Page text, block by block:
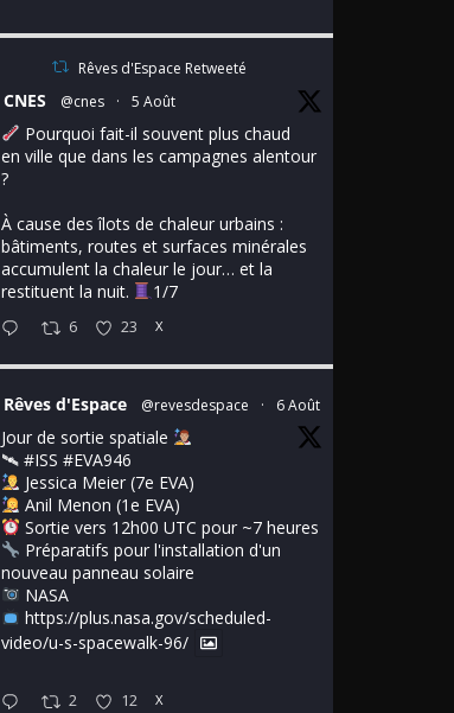
Rêves d'Espace Retweeté
CNES @cnes · 5 Août
Pourquoi fait-il souvent plus chaud
en ville que dans les campagnes alentour
?
À cause des îlots de chaleur urbains :
bâtiments, routes et surfaces minérales
accumulent la chaleur le jour… et la
restituent la nuit.
1/7
6 23 X
Rêves d'Espace @revesdespace · 6 Août
Jour de sortie spatiale
🛰 #ISS #EVA946
Jessica Meier (7e EVA)
Anil Menon (1e EVA)
Sortie vers 12h00 UTC pour ~7 heures
Préparatifs pour l'installation d'un
nouveau panneau solaire
NASA
https://plus.nasa.gov/scheduled-
video/u-s-spacewalk-96/
2 12 X